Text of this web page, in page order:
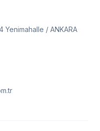
Yenimahalle / ANKARA